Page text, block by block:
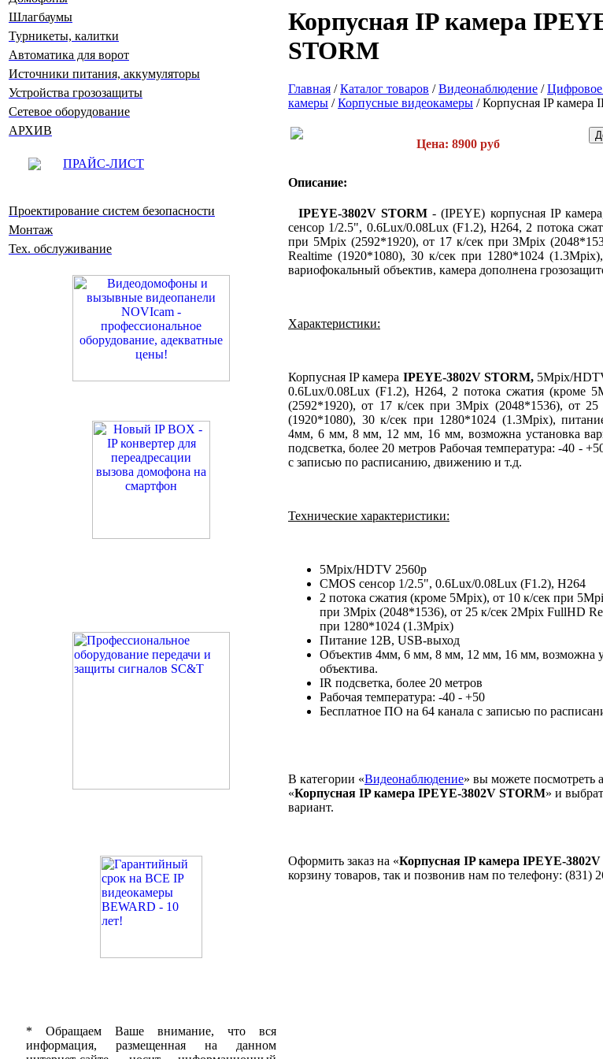
Шлагбаумы
Турникеты, калитки
Автоматика для ворот
Источники питания, аккумуляторы
Устройства грозозащиты
Сетевое оборудование
АРХИВ
ПРАЙС-ЛИСТ
Проектирование систем безопасности
Монтаж
Тех. обслуживание
* Обращаем Ваше внимание, что вся
информация, размещенная на данном
Корпусная IP камера
STORM
Главная /Каталог товаров /Видеонаблюдение /
камеры /Корпусные видеокамеры /Корпусная IP камера
Цена: 8900 руб
Описание:
IPEYE-3802V STORM- (IPEYE) корпусная IP
сенсор 1/2.5", 0.6Lux/0.08Lux (F1.2), H264, 2 потока
при 5Mpix (2592*1920), от 17 к/сек при 3Mpix
Realtime (1920*1080), 30 к/сек при 1280*1024
вариофокальный объектив, камера дополнена
Характеристики:
Корпусная IP камера IPEYE-3802V STORM, 5Mpix/
0.6Lux/0.08Lux (F1.2), H264, 2 потока сжатия (кроме
(2592*1920), от 17 к/сек при 3Mpix (2048*1536), от
(1920*1080), 30 к/сек при 1280*1024 (1.3Mpix),
4мм, 6 мм, 8 мм, 12 мм, 16 мм, возможна установка
подсветка, более 20 метров Рабочая температура: -40 -
с записью по расписанию, движению и т.д.
Технические характеристики:
5Mpix/HDTV 2560p
CMOS сенсор 1/2.5", 0.6Lux/0.08Lux (F1.2), H264
2 потока сжатия (кроме 5Mpix), от 10 к/сек при
при 3Mpix (2048*1536), от 25 к/сек 2Mpix FullHD
при 1280*1024 (1.3Mpix)
Питание 12В, USB-выход
Объектив 4мм, 6 мм, 8 мм, 12 мм, 16 мм, возможна
объектива.
IR подсветка, более 20 метров
Рабочая температура: -40 - +50
Бесплатное ПО на 64 канала с записью по
В категории «Видеонаблюдение» вы можете посмотреть
«Корпусная IP камера IPEYE-3802V STORM» и
вариант.
Оформить заказ на «Корпусная IP камера IPEYE-
корзину товаров, так и позвонив нам по телефону: (831)